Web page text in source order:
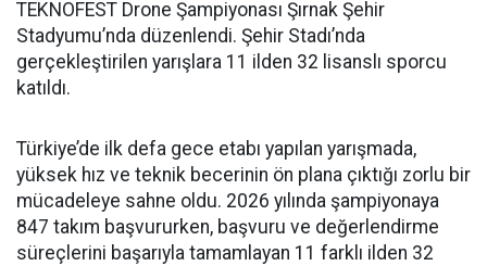
TEKNOFEST Drone Şampiyonası Şırnak Şehir
Stadyumu’nda düzenlendi. Şehir Stadı’nda
gerçekleştirilen yarışlara 11 ilden 32 lisanslı sporcu
katıldı.
Türkiye’de ilk defa gece etabı yapılan yarışmada,
yüksek hız ve teknik becerinin ön plana çıktığı zorlu bir
mücadeleye sahne oldu. 2026 yılında şampiyonaya
847 takım başvururken, başvuru ve değerlendirme
süreçlerini başarıyla tamamlayan 11 farklı ilden 32